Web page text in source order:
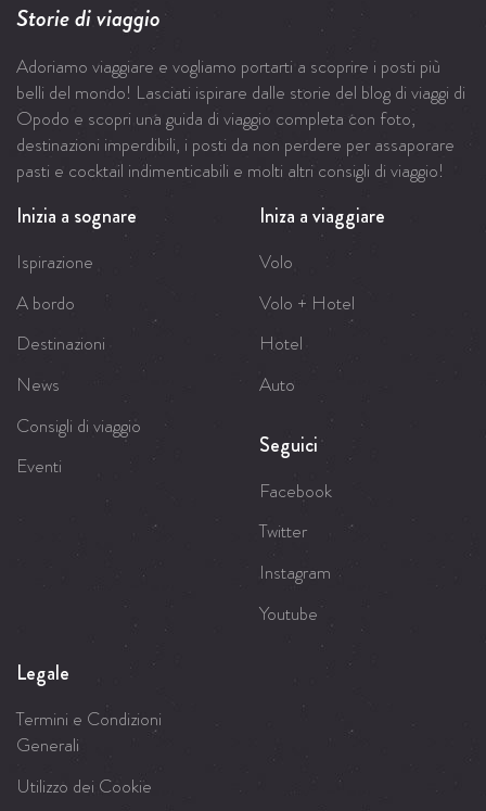
Storie di viaggio
Adoriamo viaggiare e vogliamo portarti a scoprire i posti più
belli del mondo! Lasciati ispirare dalle storie del blog di viaggi di
Opodo e scopri una guida di viaggio completa con foto,
destinazioni imperdibili, i posti da non perdere per assaporare
pasti e cocktail indimenticabili e molti altri consigli di viaggio!
Inizia a sognare
Ispirazione
A bordo
Destinazioni
News
Consigli di viaggio
Eventi
Iniza a viaggiare
Volo
Volo + Hotel
Hotel
Auto
Seguici
Facebook
Twitter
Instagram
Youtube
Legale
Termini e Condizioni
Generali
Utilizzo dei Cookie